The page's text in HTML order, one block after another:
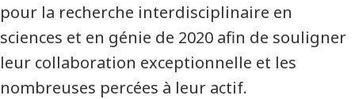
pour la recherche interdisciplinaire en
sciences et en génie de 2020 afin de souligner
leur collaboration exceptionnelle et les
nombreuses percées à leur actif.